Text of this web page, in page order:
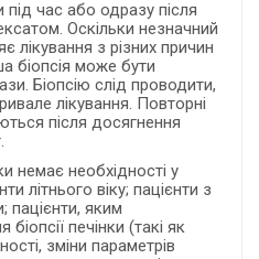
під час або одразу після
Оскільки незначний
лікування з різних причин
біопсія може бути
Біопсію слід проводити,
лікування. Повторні
після досягнення
немає необхідності у
літнього віку; пацієнти з
пацієнти, яким
печінки (такі як
зміни параметрів